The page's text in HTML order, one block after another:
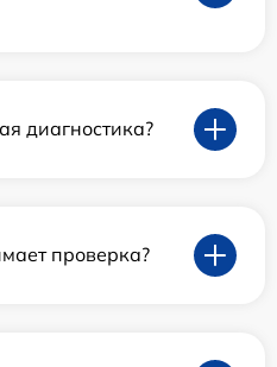
диагностика?
проверка?